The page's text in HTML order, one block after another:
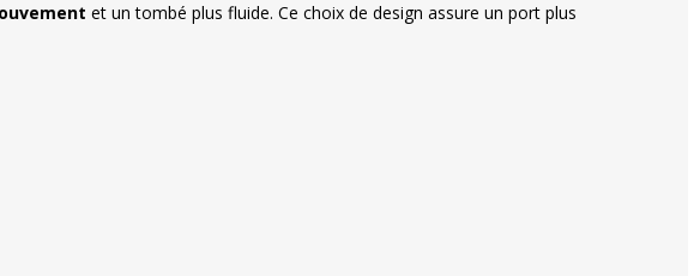
et un tombé plus fluide. Ce choix de design assure un port plus